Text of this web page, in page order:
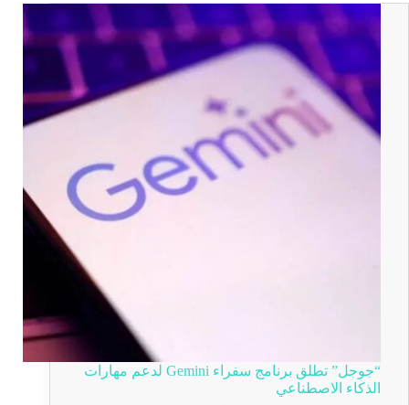
“جوجل” تطلق برنامج سفراء Gemini لدعم مهارات
الذكاء الاصطناعي